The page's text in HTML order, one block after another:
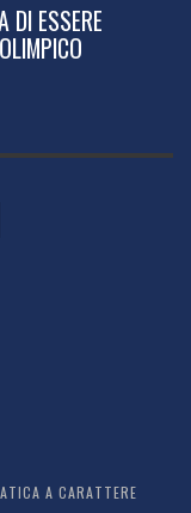
DI ESSERE
A CARATTERE